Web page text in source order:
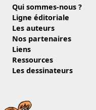
Qui sommes-nous ?
Ligne éditoriale
Les auteurs
Nos partenaires
Liens
Ressources
Les dessinateurs